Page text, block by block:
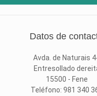
Datos de
Avda. de Naturais
Entresollado
15500 - Fene
Teléfono: 981 340